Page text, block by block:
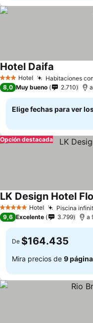
3 Estrellas
Hotel Habitaciones
Hotel Daifa
8,0 Muy bueno 2.710
Elige fechas para ver
Opción destacada
5 Estrellas Hotel Piscina
LK Design Hotel
9,6 Excelente 3.799 a
De $164.435
Mira precios de 9